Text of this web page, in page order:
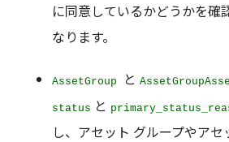
に同意しているかどうかを確
なります。
AssetGroup と
status と
し、アセット グループやアセ